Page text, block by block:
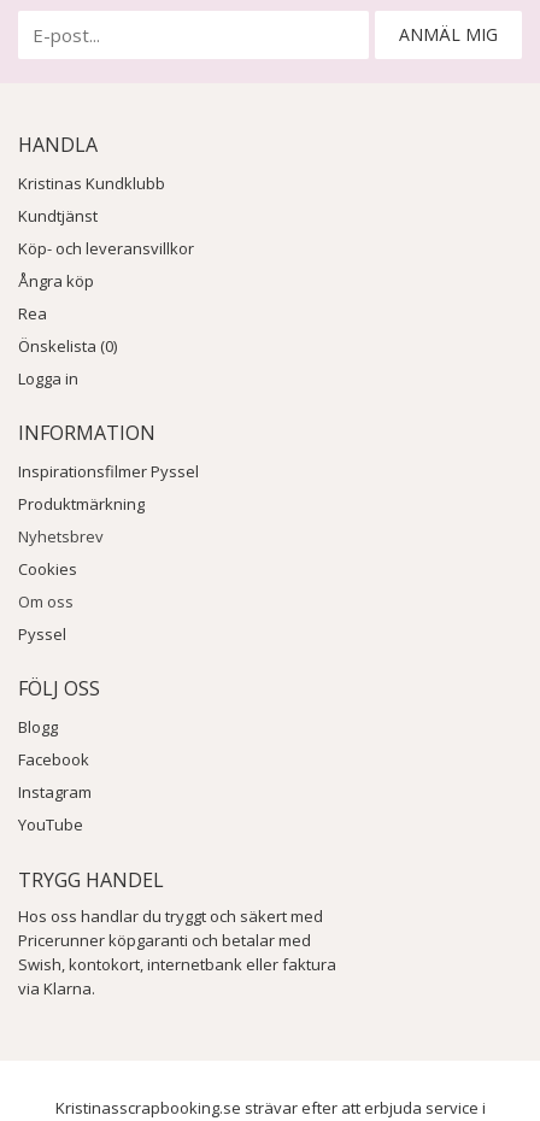
ANMÄL MIG
HANDLA
Kristinas Kundklubb
Kundtjänst
Köp- och leveransvillkor
Ångra köp
Rea
Önskelista (0)
Logga in
INFORMATION
Inspirationsfilmer Pyssel
Produktmärkning
Nyhetsbrev
Cookies
Om oss
Pyssel
FÖLJ OSS
Blogg
Facebook
Instagram
YouTube
TRYGG HANDEL
Hos oss handlar du tryggt och säkert med
Pricerunner köpgaranti och betalar med
Swish, kontokort, internetbank eller faktura
via Klarna.
Kristinasscrapbooking.se strävar efter att erbjuda service i